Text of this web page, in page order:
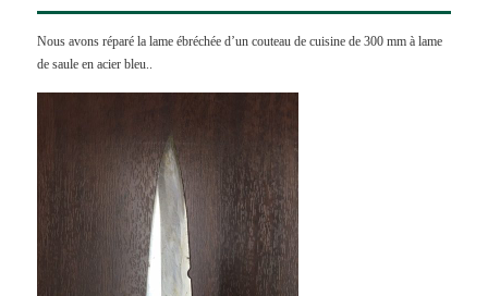
Nous avons réparé la lame ébréchée d’un couteau de cuisine de 300 mm à lame
de saule en acier bleu..